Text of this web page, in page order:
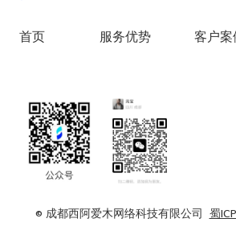
首页 服务优势 客户案
© 成都西阿爱木网络科技有限公司 蜀